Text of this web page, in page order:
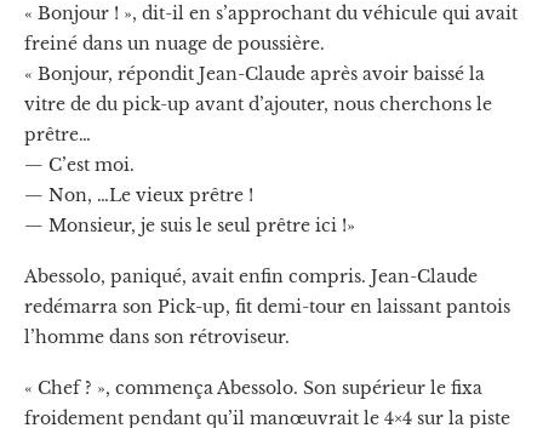
« Bonjour ! », dit-il en s’approchant du véhicule qui avait
freiné dans un nuage de poussière.
« Bonjour, répondit Jean-Claude après avoir baissé la
vitre de du pick-up avant d’ajouter, nous cherchons le
prêtre…
— C’est moi.
— Non, …Le vieux prêtre !
— Monsieur, je suis le seul prêtre ici !»
Abessolo, paniqué, avait enfin compris. Jean-Claude
redémarra son Pick-up, fit demi-tour en laissant pantois
l’homme dans son rétroviseur.
« Chef ? », commença Abessolo. Son supérieur le fixa
froidement pendant qu’il manœuvrait le 4×4 sur la piste